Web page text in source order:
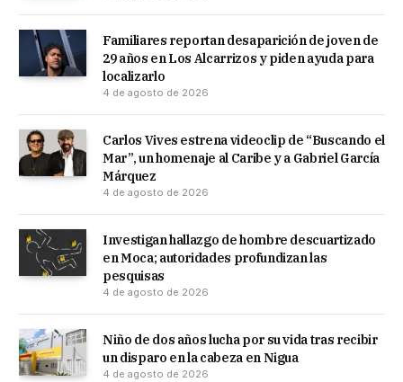
Familiares reportan desaparición de joven de
29 años en Los Alcarrizos y piden ayuda para
localizarlo
4 de agosto de 2026
Carlos Vives estrena videoclip de “Buscando el
Mar”, un homenaje al Caribe y a Gabriel García
Márquez
4 de agosto de 2026
Investigan hallazgo de hombre descuartizado
en Moca; autoridades profundizan las
pesquisas
4 de agosto de 2026
Niño de dos años lucha por su vida tras recibir
un disparo en la cabeza en Nigua
4 de agosto de 2026